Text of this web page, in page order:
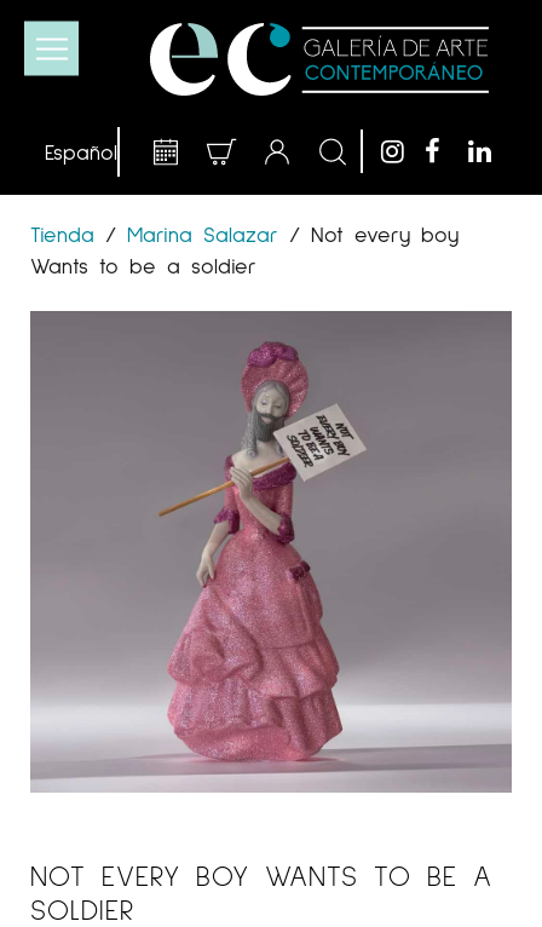
Tienda / Marina Salazar / Not every boy
Wants to be a soldier
NOT EVERY BOY WANTS TO BE A
SOLDIER